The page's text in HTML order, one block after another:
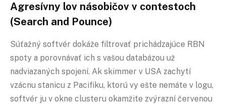
Agresívny lov násobičov v contestoch
(Search and Pounce)
Súťažný softvér dokáže filtrovať prichádzajúce RBN
spoty a porovnávať ich s vašou databázou už
nadviazaných spojení. Ak skimmer v USA zachytí
vzácnu stanicu z Pacifiku, ktorú vy ešte nemáte v logu,
softvér ju v okne clusteru okamžite zvýrazní červenou